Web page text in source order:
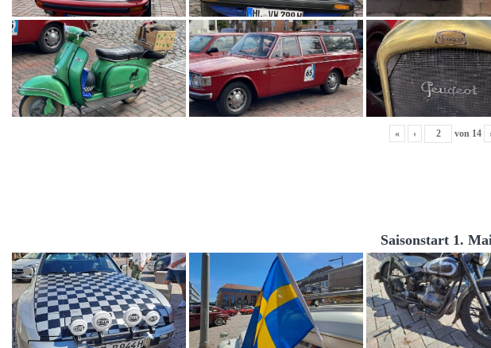
« ‹ von 14
Saisonstart 1.